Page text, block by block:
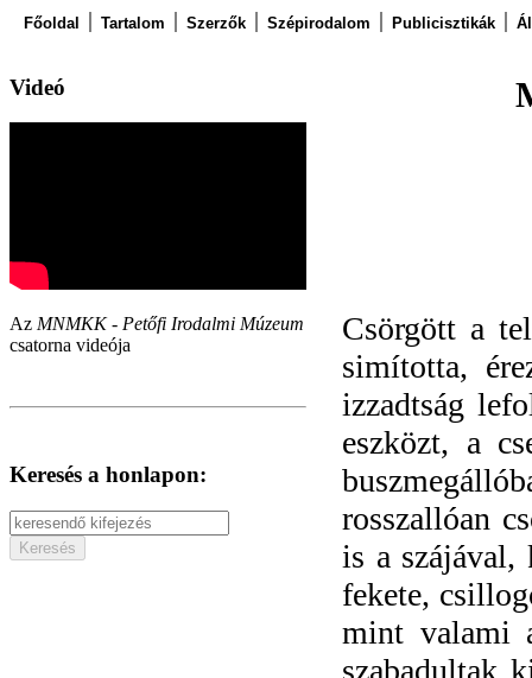
Főoldal Tartalom Szerzők Szépirodalom Publicisztikák
Videó
Az MNMKK - Petőfi Irodalmi Múzeum
csatorna videója
Keresés a honlapon:
Csörgött a
simította,
izzadtság
eszközt, a
rosszallóan
is a
fekete,
mint valami